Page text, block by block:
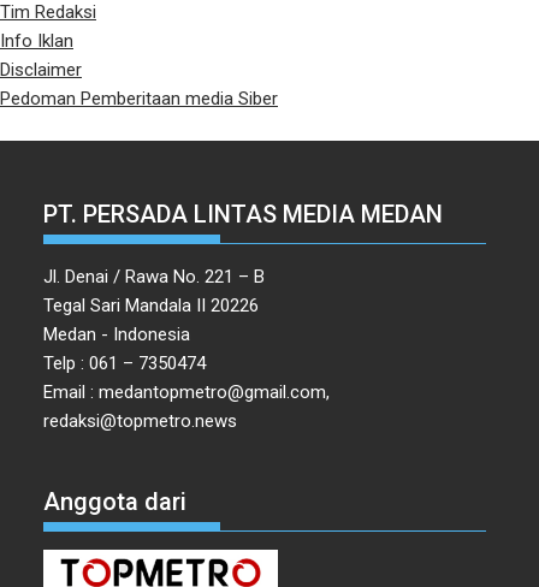
Tim Redaksi
Info Iklan
Disclaimer
Pedoman Pemberitaan media Siber
PT. PERSADA LINTAS MEDIA MEDAN
Jl. Denai / Rawa No. 221 – B
Tegal Sari Mandala II 20226
Medan - Indonesia
Telp : 061 – 7350474
Email : medantopmetro@gmail.com,
redaksi@topmetro.news
Anggota dari